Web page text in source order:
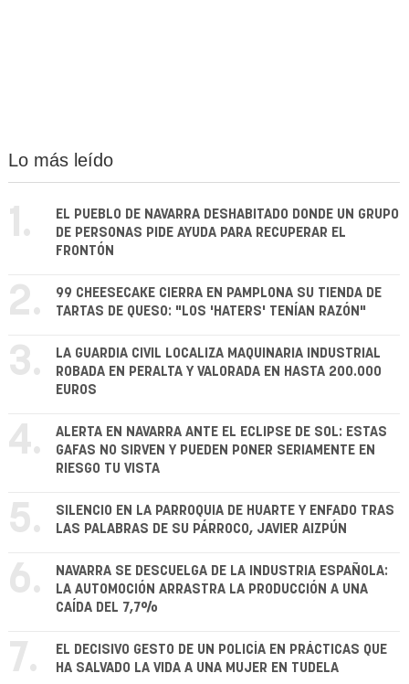
Lo más leído
1.
EL PUEBLO DE NAVARRA DESHABITADO DONDE UN GRUPO
DE PERSONAS PIDE AYUDA PARA RECUPERAR EL
FRONTÓN
2.
99 CHEESECAKE CIERRA EN PAMPLONA SU TIENDA DE
TARTAS DE QUESO: "LOS 'HATERS' TENÍAN RAZÓN"
3.
LA GUARDIA CIVIL LOCALIZA MAQUINARIA INDUSTRIAL
ROBADA EN PERALTA Y VALORADA EN HASTA 200.000
EUROS
4.
ALERTA EN NAVARRA ANTE EL ECLIPSE DE SOL: ESTAS
GAFAS NO SIRVEN Y PUEDEN PONER SERIAMENTE EN
RIESGO TU VISTA
5.
SILENCIO EN LA PARROQUIA DE HUARTE Y ENFADO TRAS
LAS PALABRAS DE SU PÁRROCO, JAVIER AIZPÚN
6.
NAVARRA SE DESCUELGA DE LA INDUSTRIA ESPAÑOLA:
LA AUTOMOCIÓN ARRASTRA LA PRODUCCIÓN A UNA
CAÍDA DEL 7,7%
7.
EL DECISIVO GESTO DE UN POLICÍA EN PRÁCTICAS QUE
HA SALVADO LA VIDA A UNA MUJER EN TUDELA